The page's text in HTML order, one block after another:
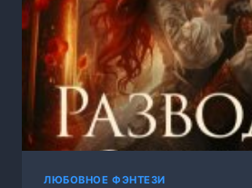
ЛЮБОВНОЕ ФЭНТЕЗИ